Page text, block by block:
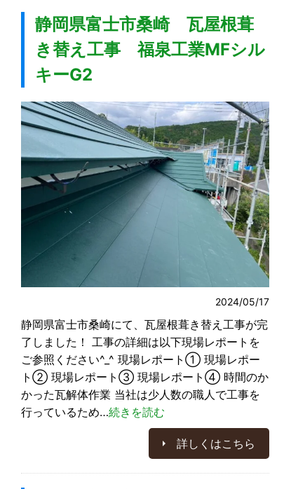
静岡県富士市桑崎 瓦屋根葺
き替え工事 福泉工業MFシル
キーG2
2024/05/17
静岡県富士市桑崎にて、瓦屋根葺き替え工事が完
了しました！ 工事の詳細は以下現場レポートを
ご参照ください^_^ 現場レポート① 現場レポー
ト② 現場レポート③ 現場レポート④ 時間のか
かった瓦解体作業 当社は少人数の職人で工事を
行っているため…続きを読む
詳しくはこちら